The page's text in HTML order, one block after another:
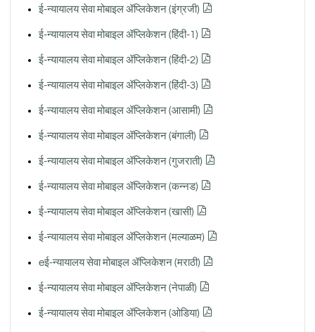
ई-न्यायालय सेवा मोबाइल ॲप्लिकेशन (इंग्रजी)
ई-न्यायालय सेवा मोबाइल ॲप्लिकेशन (हिंदी-1)
ई-न्यायालय सेवा मोबाइल ॲप्लिकेशन (हिंदी-2)
ई-न्यायालय सेवा मोबाइल ॲप्लिकेशन (हिंदी-3)
ई-न्यायालय सेवा मोबाइल ॲप्लिकेशन (आसामी)
ई-न्यायालय सेवा मोबाइल ॲप्लिकेशन (बंगाली)
ई-न्यायालय सेवा मोबाइल ॲप्लिकेशन (गुजराती)
ई-न्यायालय सेवा मोबाइल ॲप्लिकेशन (कन्नड)
ई-न्यायालय सेवा मोबाइल ॲप्लिकेशन (खासी)
ई-न्यायालय सेवा मोबाइल ॲप्लिकेशन (मल्याळम)
eई-न्यायालय सेवा मोबाइल ॲप्लिकेशन (मराठी)
ई-न्यायालय सेवा मोबाइल ॲप्लिकेशन (नेपाळी)
ई-न्यायालय सेवा मोबाइल ॲप्लिकेशन (ओडिया)